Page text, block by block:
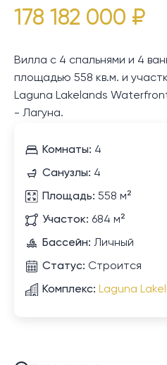
178 182 000 ₽
Вилла с 4 спальнями и 4
площадью 558 кв.м. и
Laguna Lakelands
- Лагуна.
Комнаты: 4
Санузлы: 4
Площадь: 558 м²
Участок: 684 м²
Бассейн: Личный
Статус: Строится
Комплекс: Laguna